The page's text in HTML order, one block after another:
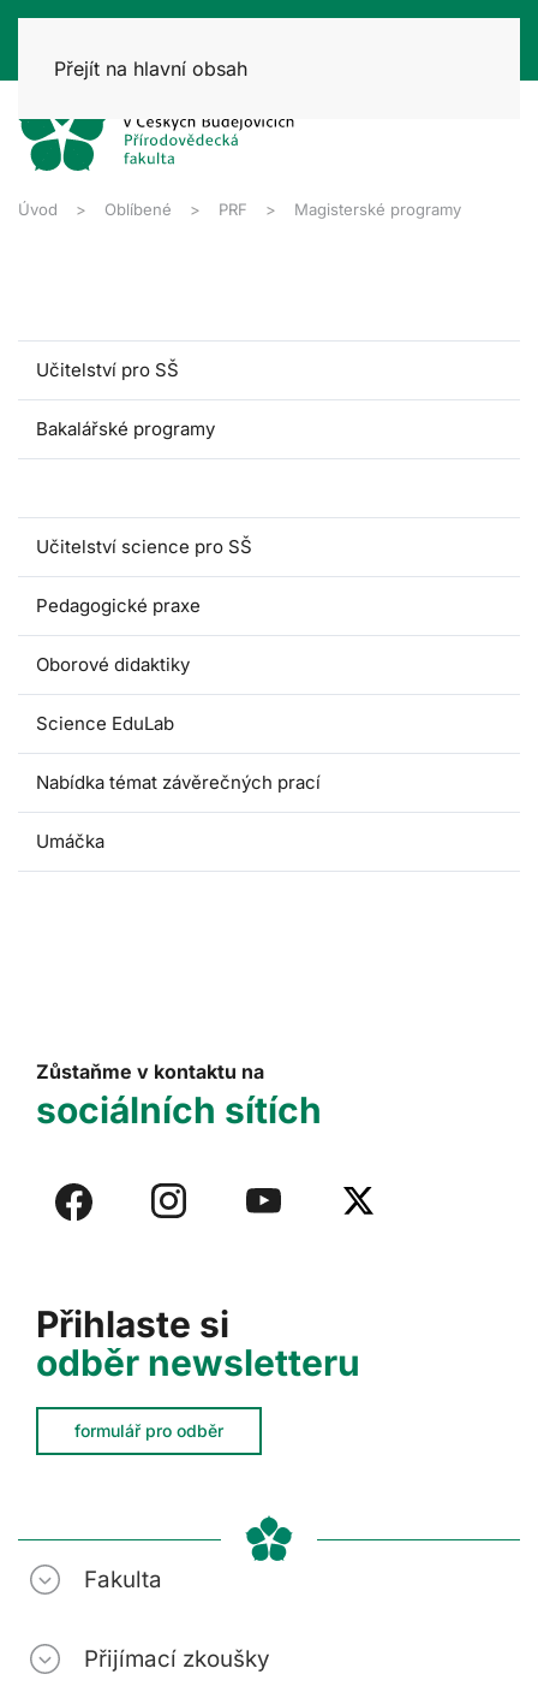
Přejít na hlavní obsah
Úvod Oblíbené PRF Magisterské programy
Učitelství pro SŠ
Bakalářské programy
Učitelství science pro SŠ
Pedagogické praxe
Oborové didaktiky
Science EduLab
Nabídka témat závěrečných prací
Umáčka
Přihlaste si
odběr newsletteru
formulář pro odběr
Zůstaňme v kontaktu na
sociálních sítích
Fakulta
Přijímací zkoušky